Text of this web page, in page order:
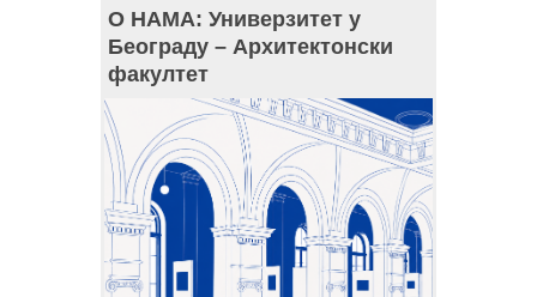
О НАМА: Универзитет у
Београду – Архитектонски
факултет